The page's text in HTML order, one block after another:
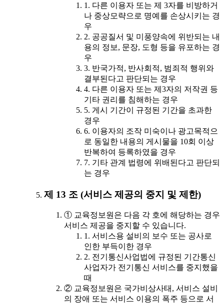
1. 다른 이용자 또는 제 3자를 비방하거
나 중상모략으로 명예를 손상시키는 경
우
2. 공공질서 및 미풍양속에 위반되는 내
용의 정보, 문장, 도형 등을 유포하는 경
우
3. 반국가적, 반사회적, 범죄적 행위와
결부된다고 판단되는 경우
4. 다른 이용자 또는 제3자의 저작권 등
기타 권리를 침해하는 경우
5. 게시 기간이 규정된 기간을 초과한
경우
6. 이용자의 조작 미숙이나 광고목적으
로 동일한 내용의 게시물을 10회 이상
반복하여 등록하였을 경우
7. 기타 관계 법령에 위배된다고 판단되
는 경우
제 13 조 (서비스 제공의 중지 및 제한)
① 교육정보원은 다음 각 호에 해당하는 경우
서비스 제공을 중지할 수 있습니다.
1. 서비스용 설비의 보수 또는 공사로
인한 부득이한 경우
2. 전기통신사업법에 규정된 기간통신
사업자가 전기통신 서비스를 중지했을
때
② 교육정보원은 국가비상사태, 서비스 설비
의 장애 또는 서비스 이용의 폭주 등으로 서